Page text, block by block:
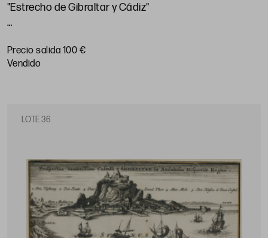
"Estrecho de Gibraltar y Cádiz"
Precio salida 100 €
vendido
LOTE 36